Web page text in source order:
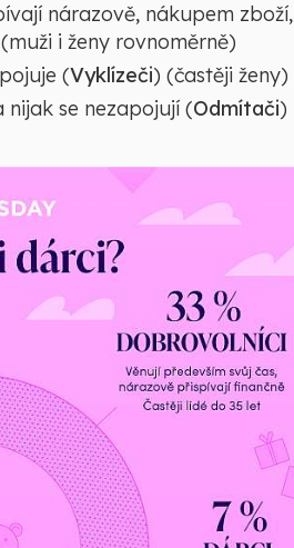
nárazově, nákupem zboží,
i ženy rovnoměrně)
(Vyklízeči) (častěji ženy)
se nezapojují (Odmítači)